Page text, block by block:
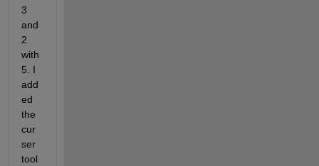
3
and
2
with
5. I
add
ed
the
cur
ser
tool